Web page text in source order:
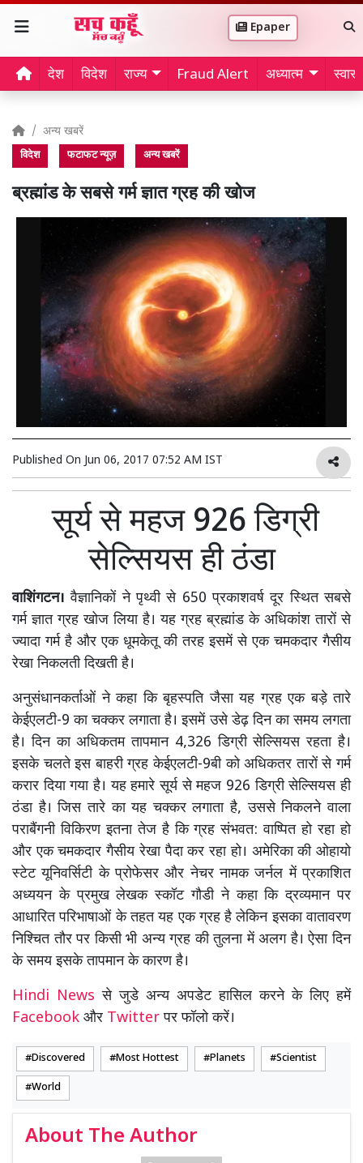
Epaper
देश विदेश राज्य Fraud Alert अध्यात्म
अन्य खबरें
विदेश फटाफट न्यूज़ अन्य खबरें
ब्रह्मांड के सबसे गर्म ज्ञात ग्रह की खोज
Published On Jun 06, 2017 07:52 AM IST
सूर्य से महज 926 डिग्री
सेल्सियस ही ठंडा
वाशिंगटन। वैज्ञानिकों ने पृथ्वी से 650 प्रकाशवर्ष दूर स्थित सबसे
गर्म ज्ञात ग्रह खोज लिया है। यह ग्रह ब्रह्मांड के अधिकांश तारों से
ज्यादा गर्म है और एक धूमकेतू की तरह इसमें से एक चमकदार गैसीय
रेखा निकलती दिखती है।
अनुसंधानकर्ताओं ने कहा कि बृहस्पति जैसा यह ग्रह एक बड़े तारे
केईएलटी-9 का चक्कर लगाता है। इसमें उसे डेढ़ दिन का समय लगता
है। दिन का अधिकतम तापमान 4,326 डिग्री सेल्सियस रहता है।
इसके चलते इस बाहरी ग्रह केईएलटी-9बी को अधिकतर तारों से गर्म
करार दिया गया है। यह हमारे सूर्य से महज 926 डिग्री सेल्सियस ही
ठंडा है। जिस तारे का यह चक्कर लगाता है, उससे निकलने वाला
पराबैंगनी विकिरण इतना तेज है कि ग्रह संभवत: वाष्पित हो रहा हो
और एक चमकदार गैसीय रेखा पैदा कर रहा हो। अमेरिका की ओहायो
स्टेट यूनिवर्सिटी के प्रोफेसर और नेचर नामक जर्नल में प्रकाशित
अध्ययन के प्रमुख लेखक स्कॉट गौडी ने कहा कि द्रव्यमान पर
आधारित परिभाषाओं के तहत यह एक ग्रह है लेकिन इसका वातावरण
निश्चित तौर पर किसी भी अन्य ग्रह की तुलना में अलग है। ऐसा दिन
के समय इसके तापमान के कारण है।
Hindi Newsसे जुडे अन्य अपडेट हासिल करने के लिए हमें
Facebook और Twitterपर फॉलो करें।
Discovered Most Hottest Planets Scientist
World
About The Author